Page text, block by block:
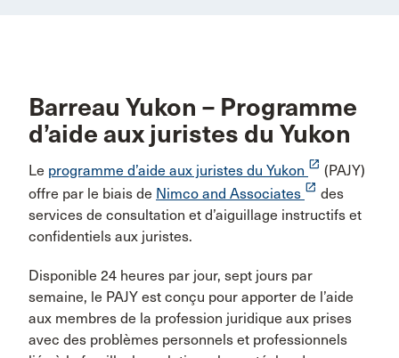
Barreau Yukon – Programme
d’aide aux juristes du Yukon
Le programme d’aide aux juristes du Yukon launch (PAJY)
offre par le biais de Nimco and Associates launch des
services de consultation et d’aiguillage instructifs et
confidentiels aux juristes.
Disponible 24 heures par jour, sept jours par
semaine, le PAJY est conçu pour apporter de l’aide
aux membres de la profession juridique aux prises
avec des problèmes personnels et professionnels